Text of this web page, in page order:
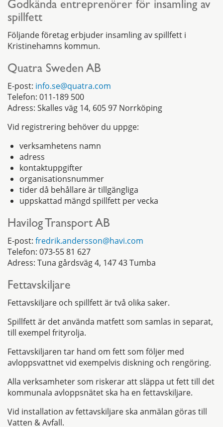
Godkända entreprenörer för insamling av
spillfett
Följande företag erbjuder insamling av spillfett i
Kristinehamns kommun.
Quatra Sweden AB
E-post: info.se@quatra.com
Telefon: 011-189 500
Adress: Skalles väg 14, 605 97 Norrköping
Vid registrering behöver du uppge:
verksamhetens namn
adress
kontaktuppgifter
organisationsnummer
tider då behållare är tillgängliga
uppskattad mängd spillfett per vecka
Havilog Transport AB
E-post: fredrik.andersson@havi.com
Telefon: 073-55 81 627
Adress: Tuna gårdsväg 4, 147 43 Tumba
Fettavskiljare
Fettavskiljare och spillfett är två olika saker.
Spillfett är det använda matfett som samlas in separat,
till exempel frityrolja.
Fettavskiljaren tar hand om fett som följer med
avloppsvattnet vid exempelvis diskning och rengöring.
Alla verksamheter som riskerar att släppa ut fett till det
kommunala avloppsnätet ska ha en fettavskiljare.
Vid installation av fettavskiljare ska anmälan göras till
Vatten & Avfall.